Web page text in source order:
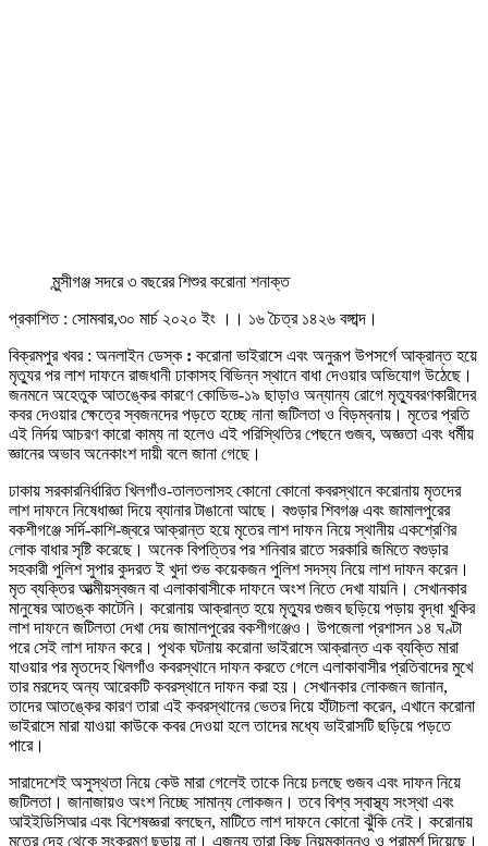
মুন্সীগঞ্জ সদরে ৩ বছরের শিশুর করোনা শনাক্ত
প্রকাশিত : সোমবার,৩০ মার্চ ২০২০ ইং ।। ১৬ চৈত্র ১৪২৬ বঙ্গাব্দ।
বিক্রমপুর খবর : অনলাইন ডেস্ক : করোনা ভাইরাসে এবং অনুরূপ উপসর্গে আক্রান্ত হয়ে
মৃত্যুর পর লাশ দাফনে রাজধানী ঢাকাসহ বিভিন্ন স্থানে বাধা দেওয়ার অভিযোগ উঠেছে।
জনমনে অহেতুক আতঙ্কের কারণে কোডিভ-১৯ ছাড়াও অন্যান্য রোগে মৃত্যুবরণকারীদের
কবর দেওয়ার ক্ষেত্রে স্বজনদের পড়তে হচ্ছে নানা জটিলতা ও বিড়ম্বনায়। মৃতের প্রতি
এই নির্দয় আচরণ কারো কাম্য না হলেও এই পরিস্থিতির পেছনে গুজব, অজ্ঞতা এবং ধর্মীয়
জ্ঞানের অভাব অনেকাংশ দায়ী বলে জানা গেছে।
ঢাকায় সরকারনির্ধারিত খিলগাঁও-তালতলাসহ কোনো কোনো কবরস্থানে করোনায় মৃতদের
লাশ দাফনে নিষেধাজ্ঞা দিয়ে ব্যানার টাঙানো আছে। বগুড়ার শিবগঞ্জ এবং জামালপুরের
বকশীগঞ্জে সর্দি-কাশি-জ্বরে আক্রান্ত হয়ে মৃতের লাশ দাফন নিয়ে স্থানীয় একশ্রেণির
লোক বাধার সৃষ্টি করেছে। অনেক বিপত্তির পর শনিবার রাতে সরকারি জমিতে বগুড়ার
সহকারী পুলিশ সুপার কুদরত ই খুদা শুভ কয়েকজন পুলিশ সদস্য নিয়ে লাশ দাফন করেন।
মৃত ব্যক্তির আত্মীয়স্বজন বা এলাকাবাসীকে দাফনে অংশ নিতে দেখা যায়নি। সেখানকার
মানুষের আতঙ্ক কাটেনি। করোনায় আক্রান্ত হয়ে মৃত্যুর গুজব ছড়িয়ে পড়ায় বৃদ্ধা খুকির
লাশ দাফনে জটিলতা দেখা দেয় জামালপুরের বকশীগঞ্জেও। উপজেলা প্রশাসন ১৪ ঘণ্টা
পরে সেই লাশ দাফন করে। পৃথক ঘটনায় করোনা ভাইরাসে আক্রান্ত এক ব্যক্তি মারা
যাওয়ার পর মৃতদেহ খিলগাঁও কবরস্থানে দাফন করতে গেলে এলাকাবাসীর প্রতিবাদের মুখে
তার মরদেহ অন্য আরেকটি কবরস্থানে দাফন করা হয়। সেখানকার লোকজন জানান,
তাদের আতঙ্কের কারণ তারা এই কবরস্থানের ভেতর দিয়ে হাঁটাচলা করেন, এখানে করোনা
ভাইরাসে মারা যাওয়া কাউকে কবর দেওয়া হলে তাদের মধ্যে ভাইরাসটি ছড়িয়ে পড়তে
পারে।
সারাদেশেই অসুস্থতা নিয়ে কেউ মারা গেলেই তাকে নিয়ে চলছে গুজব এবং দাফন নিয়ে
জটিলতা। জানাজায়ও অংশ নিচ্ছে সামান্য লোকজন। তবে বিশ্ব স্বাস্থ্য সংস্থা এবং
আইইডিসিআর এবং বিশেষজ্ঞরা বলছেন, মাটিতে লাশ দাফনে কোনো ঝুঁকি নেই। করোনায়
মৃতের দেহ থেকে সংক্রমণ ছড়ায় না। এজন্য তারা কিছু নিয়মকানুনও ও পরামর্শ দিয়েছে।